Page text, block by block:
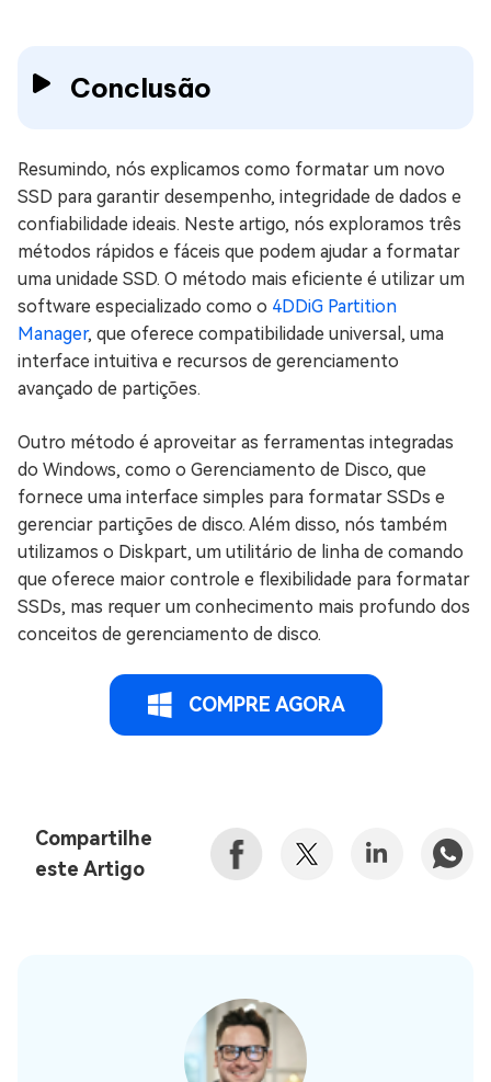
Conclusão
Resumindo, nós explicamos como formatar um novo
SSD para garantir desempenho, integridade de dados e
confiabilidade ideais. Neste artigo, nós exploramos três
métodos rápidos e fáceis que podem ajudar a formatar
uma unidade SSD. O método mais eficiente é utilizar um
software especializado como o 4DDiG Partition
Manager, que oferece compatibilidade universal, uma
interface intuitiva e recursos de gerenciamento
avançado de partições.
Outro método é aproveitar as ferramentas integradas
do Windows, como o Gerenciamento de Disco, que
fornece uma interface simples para formatar SSDs e
gerenciar partições de disco. Além disso, nós também
utilizamos o Diskpart, um utilitário de linha de comando
que oferece maior controle e flexibilidade para formatar
SSDs, mas requer um conhecimento mais profundo dos
conceitos de gerenciamento de disco.
COMPRE AGORA
Compartilhe
este Artigo